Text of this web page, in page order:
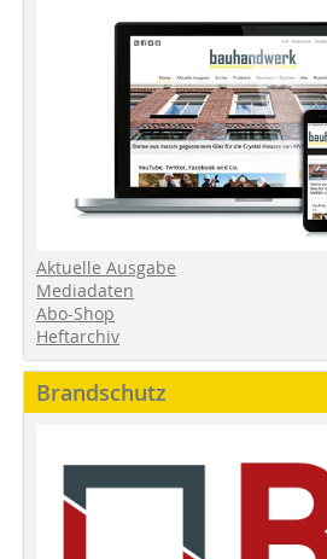
Aktuelle Ausgabe
Mediadaten
Abo-Shop
Heftarchiv
Brandschutz